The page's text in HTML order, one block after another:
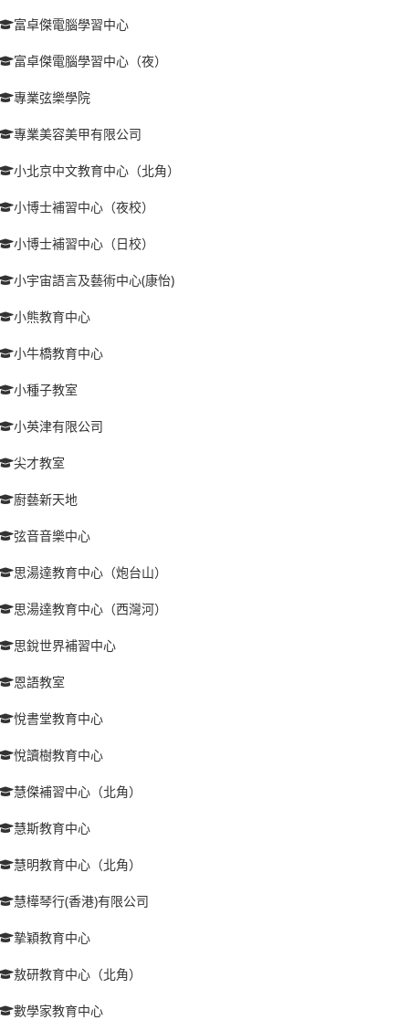
富卓傑電腦學習中心
富卓傑電腦學習中心（夜）
專業弦樂學院
專業美容美甲有限公司
小北京中文教育中心（北角）
小博士補習中心（夜校）
小博士補習中心（日校）
小宇宙語言及藝術中心(康怡)
小熊教育中心
小牛橋教育中心
小種子教室
小英津有限公司
尖才教室
廚藝新天地
弦音音樂中心
思湯達教育中心（炮台山）
思湯達教育中心（西灣河）
思銳世界補習中心
恩語教室
悅書堂教育中心
悅讀樹教育中心
慧傑補習中心（北角）
慧斯教育中心
慧明教育中心（北角）
慧樺琴行(香港)有限公司
摯穎教育中心
敖研教育中心（北角）
數學家教育中心